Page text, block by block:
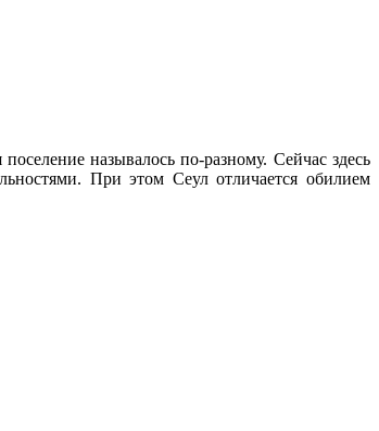
называлось по-разному. Сейчас здесь
При этом Сеул отличается обилием